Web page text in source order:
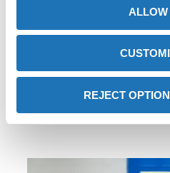
REJECT
AxxaWash™ KMS-220 de
AxxaWash™ KMS-220 es un
baja formación de espuma,
Además, AxxaWash™ KMS-220